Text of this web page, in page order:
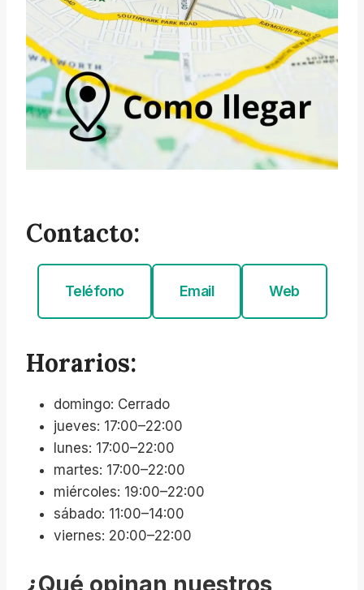
Contacto:
Teléfono Email Web
Horarios:
domingo: Cerrado
jueves: 17:00–22:00
lunes: 17:00–22:00
martes: 17:00–22:00
miércoles: 19:00–22:00
sábado: 11:00–14:00
viernes: 20:00–22:00